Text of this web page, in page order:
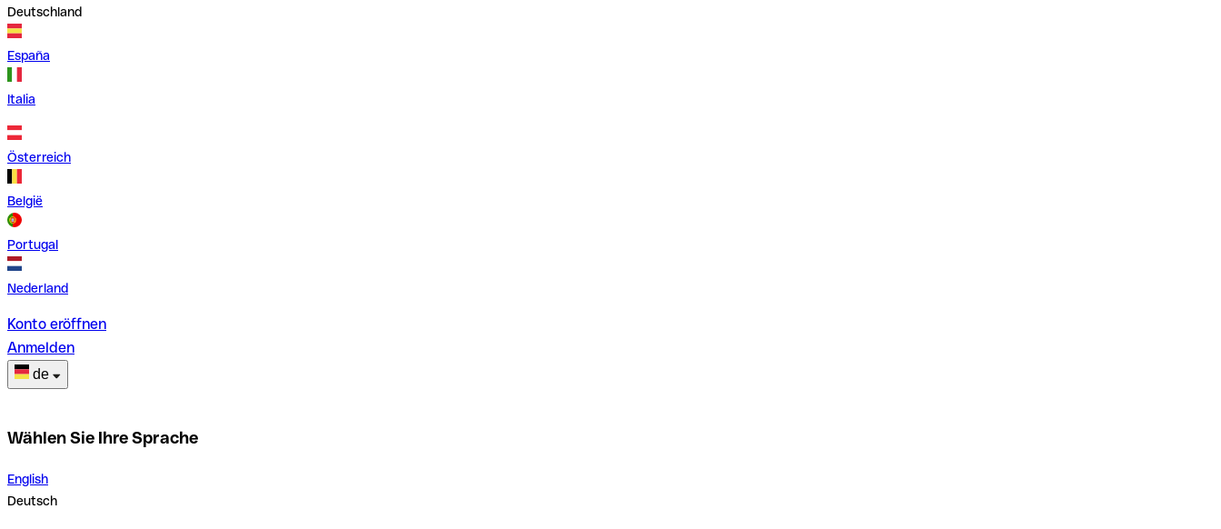
Deutschland
España
Italia
Österreich
België
Portugal
Nederland
Konto eröffnen
Anmelden
de
Wählen Sie Ihre Sprache
English
Deutsch